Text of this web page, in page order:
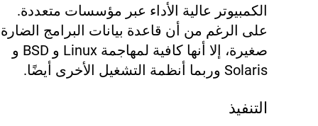
الكمبيوتر عالية الأداء عبر مؤسسات متعددة.
على الرغم من أن قاعدة بيانات البرامج الضارة
صغيرة، إلا أنها كافية لمهاجمة Linux و BSD و
Solaris وربما أنظمة التشغيل الأخرى أيضًا.
التنفيذ